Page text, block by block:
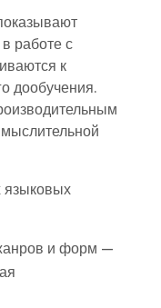
работе с
к
дообучения.
и форм —